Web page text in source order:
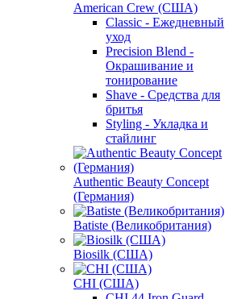
American Crew (США)
Classic - Ежедневный
уход
Precision Blend -
Окрашивание и
тонирование
Shave - Средства для
бритья
Styling - Укладка и
стайлинг
Authentic Beauty Concept
(Германия)
Batiste (Великобритания)
Biosilk (США)
CHI (США)